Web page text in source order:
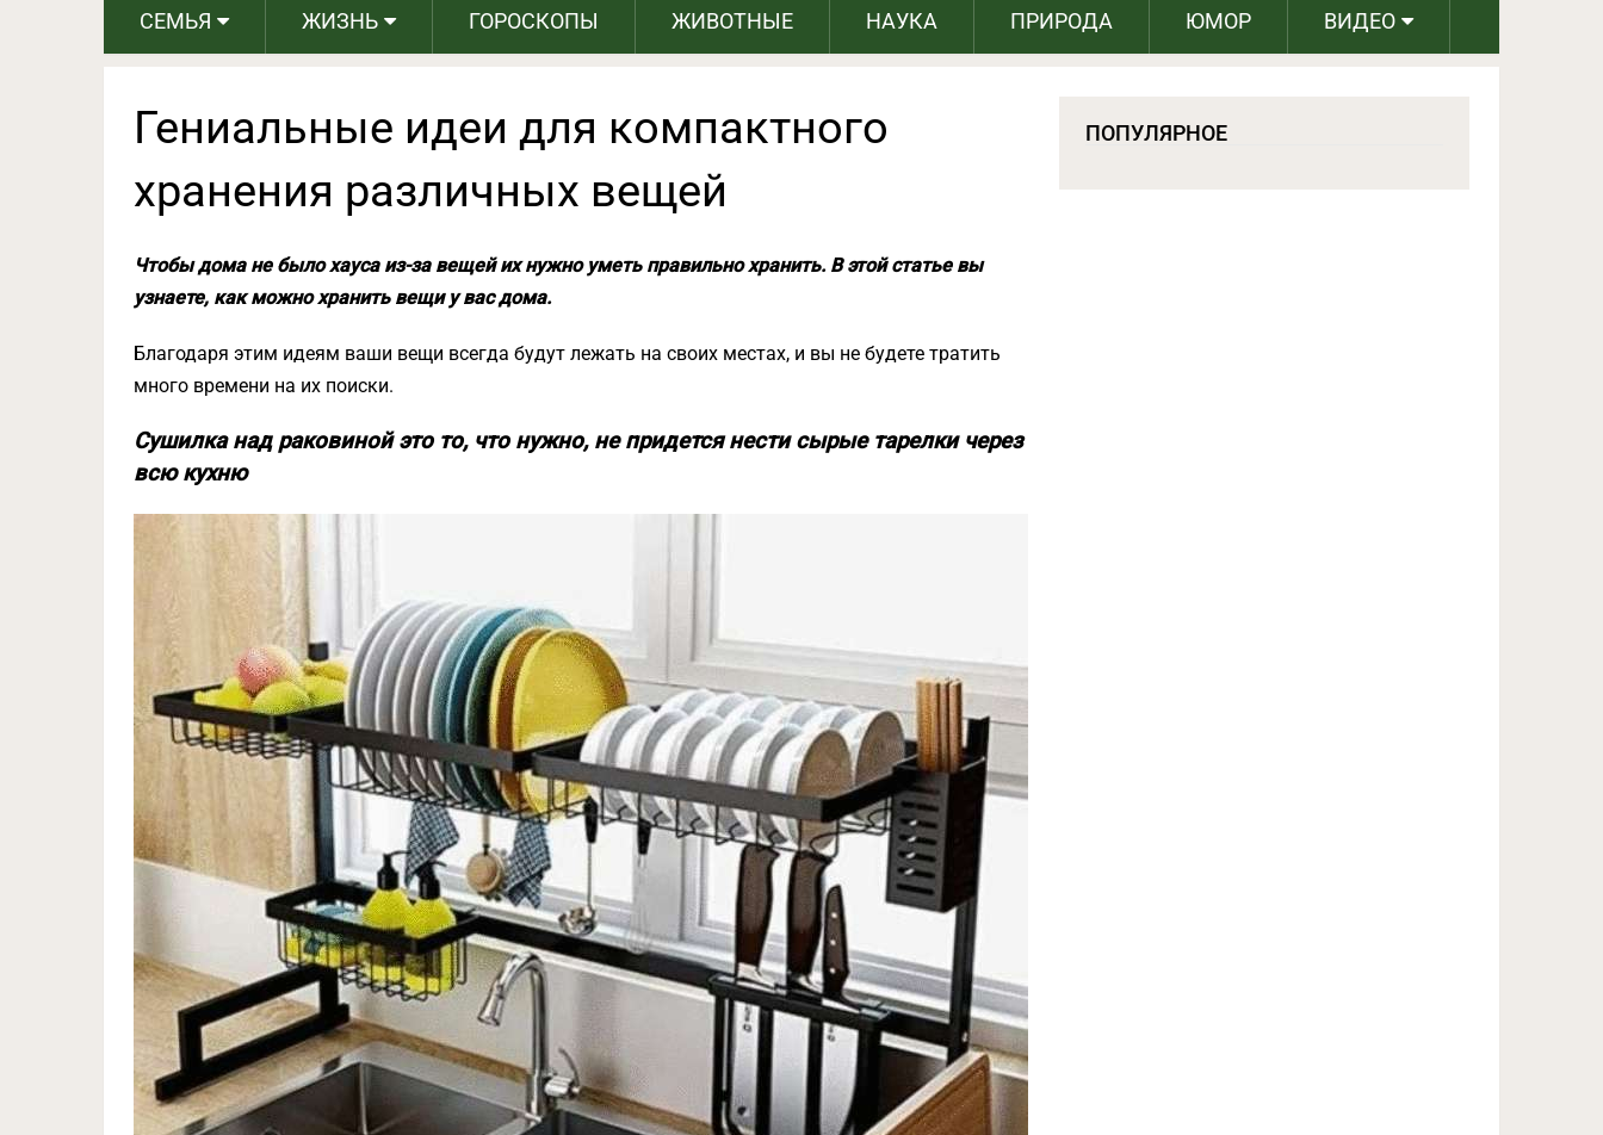
СЕМЬЯ ЖИЗНЬ ГОРОСКОПЫ ЖИВОТНЫЕ НАУКА ПРИРОДА ЮМОР ВИДЕО
Гениальные идеи для компактного
хранения различных вещей
Чтобы дома не было хауса из-за вещей их нужно уметь правильно хранить. В этой статье вы
узнаете, как можно хранить вещи у вас дома.
Благодаря этим идеям ваши вещи всегда будут лежать на своих местах, и вы не будете тратить
много времени на их поиски.
Сушилка над раковиной это то, что нужно, не придется нести сырые тарелки через
всю кухню
ПОПУЛЯРНОЕ